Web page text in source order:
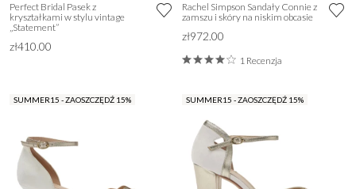
Perfect Bridal Pasek z
kryształkami w stylu vintage
„Statement”
zł410.00
Rachel Simpson Sandały Connie z
zamszu i skóry na niskim obcasie
zł972.00
1 Recenzja
SUMMER15 - ZAOSZCZĘDŹ 15% SUMMER15 - ZAOSZCZĘDŹ 15%